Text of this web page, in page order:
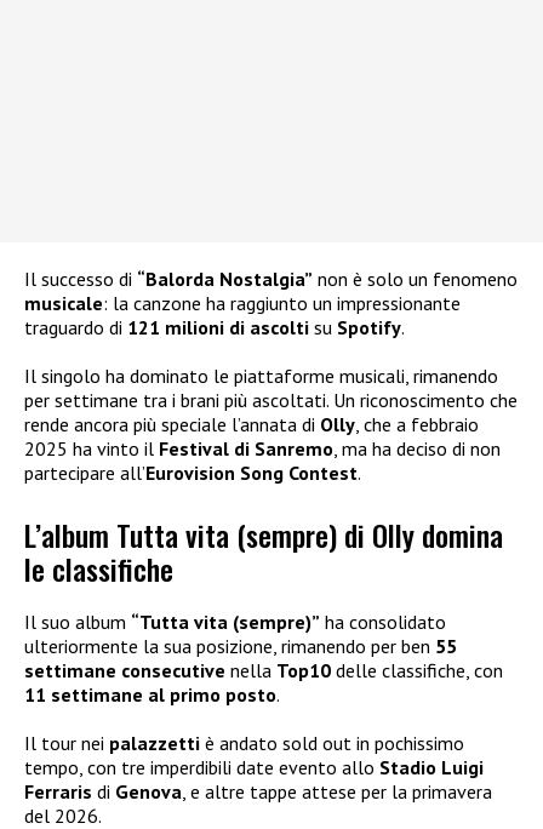
Il successo di “Balorda Nostalgia” non è solo un fenomeno
musicale: la canzone ha raggiunto un impressionante
traguardo di 121 milioni di ascolti su Spotify.
Il singolo ha dominato le piattaforme musicali, rimanendo
per settimane tra i brani più ascoltati. Un riconoscimento che
rende ancora più speciale l’annata di Olly, che a febbraio
2025 ha vinto il Festival di Sanremo, ma ha deciso di non
partecipare all’Eurovision Song Contest.
L’album Tutta vita (sempre) di Olly domina
le classifiche
Il suo album “Tutta vita (sempre)” ha consolidato
ulteriormente la sua posizione, rimanendo per ben 55
settimane consecutive nella Top10 delle classifiche, con
11 settimane al primo posto.
Il tour nei palazzetti è andato sold out in pochissimo
tempo, con tre imperdibili date evento allo Stadio Luigi
Ferraris di Genova , e altre tappe attese per la primavera
del 2026.